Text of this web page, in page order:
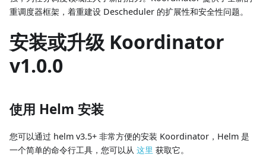
重调度器框架，着重建设 Descheduler 的扩展性和安全性问题。
安装或升级 Koordinator
v1.0.0
使用 Helm 安装
您可以通过 helm v3.5+ 非常方便的安装 Koordinator，Helm 是
一个简单的命令行工具，您可以从 这里 获取它。